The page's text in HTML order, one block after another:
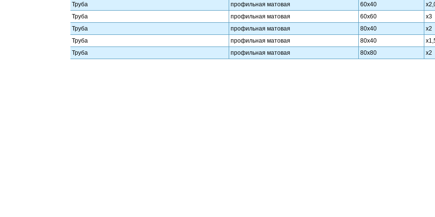
Труба
профильная матовая 60х40
Труба
профильная матовая 60х60 х3
Труба
профильная матовая 80х40 х2
Труба
профильная матовая 80х40
Труба
профильная матовая 80х80 х2